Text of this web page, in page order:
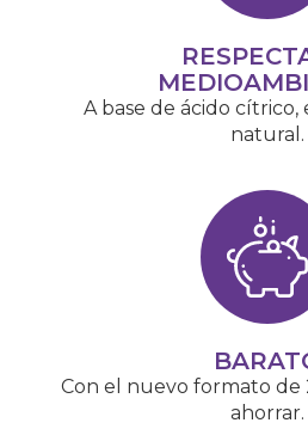
A base de ácido
natural.
Con el nuevo formato
ahorrar.